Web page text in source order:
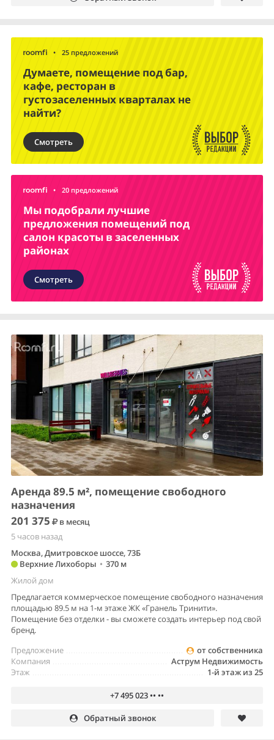
• 25 предложений
Думаете, помещение под бар,
кафе, ресторан в
густозаселенных кварталах не
найти?
Смотреть
• 20 предложений
Мы подобрали лучшие
предложения помещений под
салон красоты в заселенных
районах
Смотреть
Аренда 89.5 м², помещение свободного
назначения
201 375
в месяц
5 часов назад
Москва, Дмитровское шоссе, 73Б
Верхние Лихоборы • 370 м
Жилой дом
Предлагается коммерческое помещение свободного назначения
площадью 89.5 м на 1-м этаже ЖК «Гранель Тринити».
Помещение без отделки - вы сможете создать интерьер под свой
бренд.
от собственника
Предложение
Аструм Недвижимость
Компания
1-й этаж из 25
Этаж
+7 495 023 •• ••
Обратный звонок